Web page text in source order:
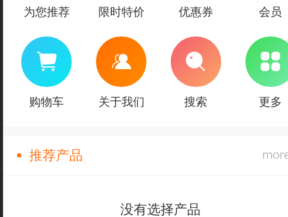
为您推荐 限时特价 优惠券 会员
购物车 关于我们 搜索 更多
推荐产品
没有选择产品